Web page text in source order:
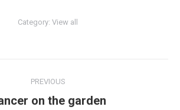
Category: View all
PREVIOUS
Previous
on the garden